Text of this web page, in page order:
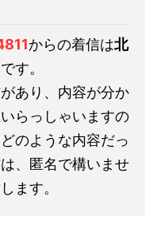
からの着信は北
す。
あり、内容が分か
らっしゃいますの
のような内容だっ
、匿名で構いませ
ます。